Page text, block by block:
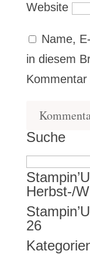
Website
Name,
in diesem
Suche
Suchen
nach:
Herbst-/
26